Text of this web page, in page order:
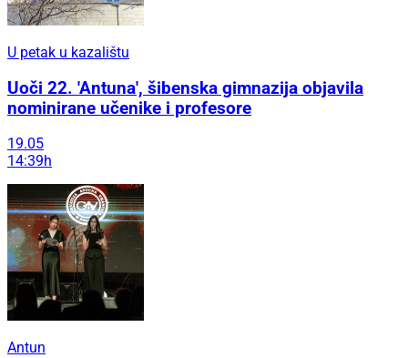
U petak u kazalištu
Uoči 22. 'Antuna', šibenska gimnazija objavila
nominirane učenike i profesore
19.05
14:39h
Antun